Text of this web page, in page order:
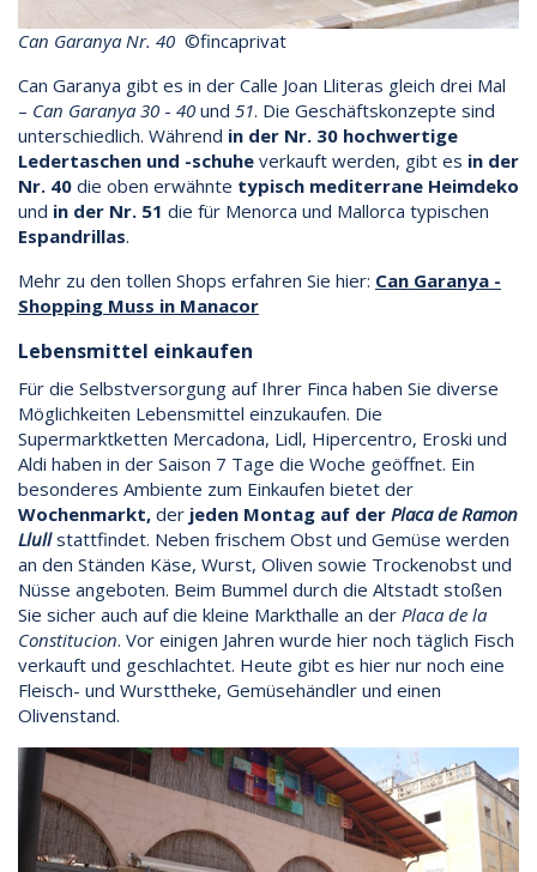
Can Garanya Nr. 40 ©fincaprivat
Can Garanya gibt es in der Calle Joan Lliteras gleich drei Mal
– Can Garanya 30 - 40 und 51. Die Geschäftskonzepte sind
unterschiedlich. Während in der Nr. 30 hochwertige
Ledertaschen und -schuhe verkauft werden, gibt es in der
Nr. 40 die oben erwähnte typisch mediterrane Heimdeko
und in der Nr. 51 die für Menorca und Mallorca typischen
Espandrillas.
Mehr zu den tollen Shops erfahren Sie hier: Can Garanya -
Shopping Muss in Manacor
Lebensmittel einkaufen
Für die Selbstversorgung auf Ihrer Finca haben Sie diverse
Möglichkeiten Lebensmittel einzukaufen. Die
Supermarktketten Mercadona, Lidl, Hipercentro, Eroski und
Aldi haben in der Saison 7 Tage die Woche geöffnet. Ein
besonderes Ambiente zum Einkaufen bietet der
Wochenmarkt, der jeden Montag auf der Placa de Ramon
Llullstattfindet. Neben frischem Obst und Gemüse werden
an den Ständen Käse, Wurst, Oliven sowie Trockenobst und
Nüsse angeboten. Beim Bummel durch die Altstadt stoßen
Sie sicher auch auf die kleine Markthalle an der Placa de la
Constitucion. Vor einigen Jahren wurde hier noch täglich Fisch
verkauft und geschlachtet. Heute gibt es hier nur noch eine
Fleisch- und Wursttheke, Gemüsehändler und einen
Olivenstand.